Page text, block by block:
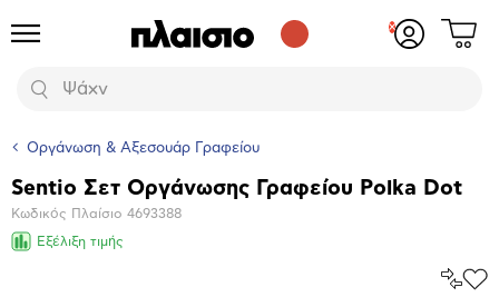
Προϊόντα
Αναζήτηση
Δες
Οργάνωση & Αξεσουάρ Γραφείου
Βασικά
χαρακτηριστικά
Sentio Σετ Οργάνωσης Γραφείου Polka Dot
Κωδικός Πλαίσιο 4693388
Εξέλιξη τιμής